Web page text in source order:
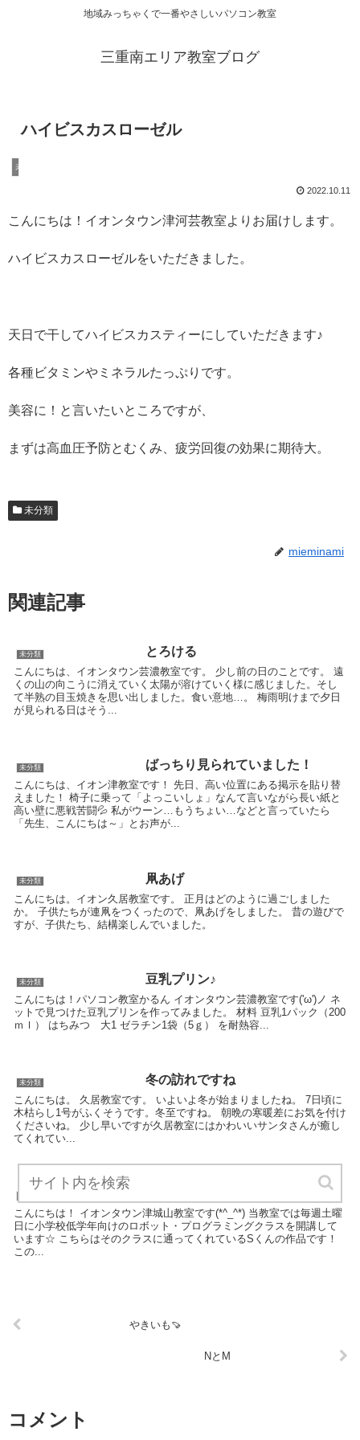
地域みっちゃくで一番やさしいパソコン教室
三重南エリア教室ブログ
ハイビスカスローゼル
未分類
2022.10.11
こんにちは！イオンタウン津河芸教室よりお届けします。
ハイビスカスローゼルをいただきました。
天日で干してハイビスカスティーにしていただきます♪
各種ビタミンやミネラルたっぷりです。
美容に！と言いたいところですが、
まずは高血圧予防とむくみ、疲労回復の効果に期待大。
未分類
mieminami
関連記事
未分類 とろける
こんにちは、イオンタウン芸濃教室です。 少し前の日のことです。 遠
くの山の向こうに消えていく太陽が溶けていく様に感じました。そし
て半熟の目玉焼きを思い出しました。食い意地…。 梅雨明けまで夕日
が見られる日はそう...
未分類 ばっちり見られていました！
こんにちは、イオン津教室です！ 先日、高い位置にある掲示を貼り替
えました！ 椅子に乗って「よっこいしょ」なんて言いながら長い紙と
高い壁に悪戦苦闘💦 私がウーン…もうちょい…などと言っていたら
「先生、こんにちは～」とお声が...
未分類 凧あげ
こんにちは。イオン久居教室です。 正月はどのように過ごしました
か。 子供たちが連凧をつくったので、凧あげをしました。 昔の遊びで
すが、子供たち、結構楽しんでいました。
未分類 豆乳プリン♪
こんにちは！パソコン教室かるん イオンタウン芸濃教室です('ω')ノ ネ
ットで見つけた豆乳プリンを作ってみました。 材料 豆乳1パック（200
ｍｌ） はちみつ 大1 ゼラチン1袋（5ｇ） を耐熱容...
未分類 冬の訪れですね
こんにちは。 久居教室です。 いよいよ冬が始まりましたね。 7日頃に
木枯らし1号がふくそうです。冬至ですね。 朝晩の寒暖差にお気を付け
くださいね。 少し早いですが久居教室にはかわいいサンタさんが癒し
てくれてい...
こんにちは！ イオンタウン津城山教室です(*^_^*) 当教室では毎週土曜
日に小学校低学年向けのロボット・プログラミングクラスを開講して
います☆ こちらはそのクラスに通ってくれているSくんの作品です！
この...
やきいも🍠
NとM
コメント